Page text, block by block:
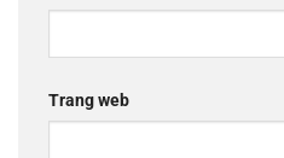
Trang web